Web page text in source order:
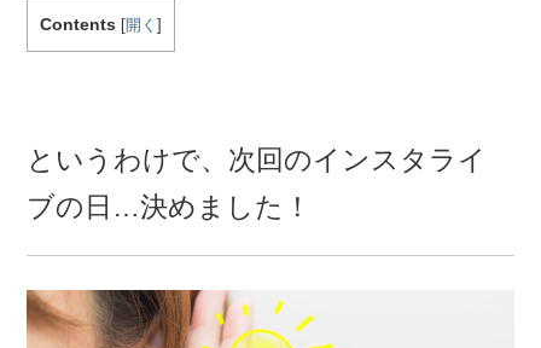
Contents [開く]
というわけで、次回のインスタライ
ブの日…決めました！